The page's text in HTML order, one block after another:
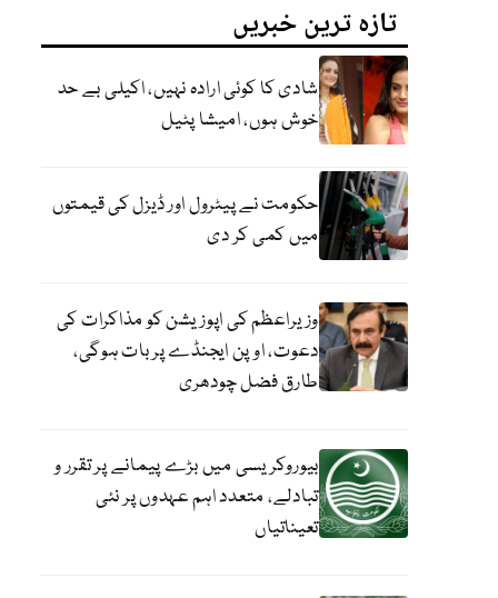
تازہ ترین خبریں
شادی کا کوئی ارادہ نہیں، اکیلی بے حد
خوش ہوں، امیشا پٹیل
حکومت نے پیٹرول اور ڈیزل کی قیمتوں
میں کمی کر دی
وزیراعظم کی اپوزیشن کو مذاکرات کی
دعوت، اوپن ایجنڈے پر بات ہوگی،
طارق فضل چودھری
بیوروکریسی میں بڑے پیمانے پر تقرر و
تبادلے، متعدد اہم عہدوں پر نئی
تعیناتیاں